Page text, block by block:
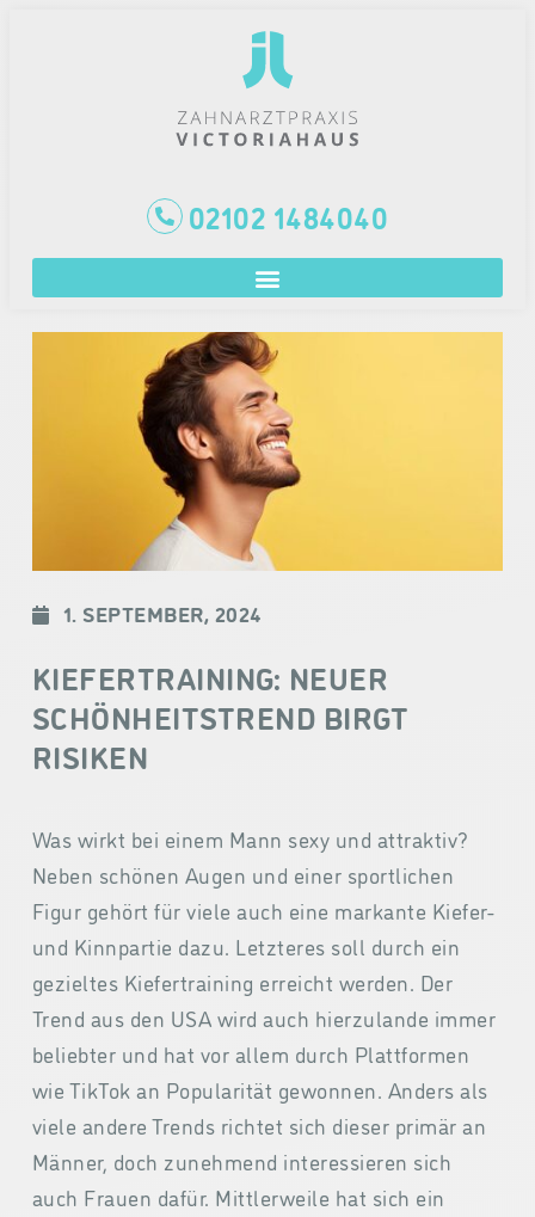
02102 1484040
1. SEPTEMBER, 2024
KIEFERTRAINING: NEUER
SCHÖNHEITSTREND BIRGT
RISIKEN
Was wirkt bei einem Mann sexy und attraktiv?
Neben schönen Augen und einer sportlichen
Figur gehört für viele auch eine markante Kiefer-
und Kinnpartie dazu. Letzteres soll durch ein
gezieltes Kiefertraining erreicht werden. Der
Trend aus den USA wird auch hierzulande immer
beliebter und hat vor allem durch Plattformen
wie TikTok an Popularität gewonnen. Anders als
viele andere Trends richtet sich dieser primär an
Männer, doch zunehmend interessieren sich
auch Frauen dafür. Mittlerweile hat sich ein